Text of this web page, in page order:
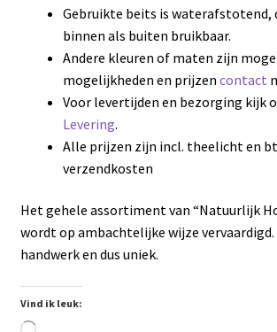
Gebruikte beits is waterafstotend,
binnen als buiten bruikbaar.
Andere kleuren of maten zijn
mogelijkheden en prijzen contact
Voor levertijden en bezorging kijk
Levering.
Alle prijzen zijn incl. theelicht en
verzendkosten
Het gehele assortiment van “Natuurlijk
wordt op ambachtelijke wijze vervaardigd.
handwerk en dus uniek.
Vind ik leuk:
Aan